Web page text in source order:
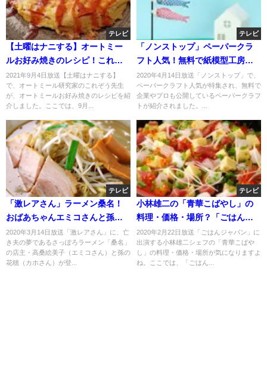
テレビ
【土曜はナニする】オートミー
ルお好み焼きのレシピ！これぞ
う先生が伝授！9月4日
2021年9月4日放送【土曜はナニする】
で、オートミール研究家のこれぞう先生
が、オートミールお好み焼きのレシピを紹
介しました。ここでは、9月...
テレビ
「ノンストップ」ペーパークラ
フト人気！無料で紙模型工房・
任天堂・マツダも公開？
2020年4月14日放送「ノンストップ」で、
ペーパークラフト人気が特集され、無料で
企業やプロも公開しているペーパークラフ
トが紹介されました。...
テレビ
「激レアさん」ラーメン桑名！
おばあちゃんエミコさんと孫の
カホさん！
2020年3月14日放送「激レアさん」に、亡
き夫の夢であるさっぽろラーメン「桑名」
の店主・高桑絵美子（エミコさん）と孫の
花穂（カホさん）が登...
テレビ
小林雄二の「青華こばやし」の
料理・価格・場所？「ごはんジ
ャパン」
2020年2月22日放送「ごはんジャパン」に
出演する小林雄二シェフの「青華こばや
し」の料理・価格・場所が気になりますよ
ね。ここでは、「ごはん...